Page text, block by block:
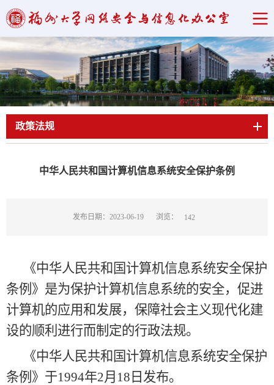
当前位置： 首页
政策法规
中华人民共和国计算机信息系统安全保护条例
发布日期：2023-06-19 浏览： 142
《中华人民共和国计算机信息系统安全保护
条例》是为保护计算机信息系统的安全，促进
计算机的应用和发展，保障社会主义现代化建
设的顺利进行而制定的行政法规。
《中华人民共和国计算机信息系统安全保护
条例》于1994年2月18日发布。